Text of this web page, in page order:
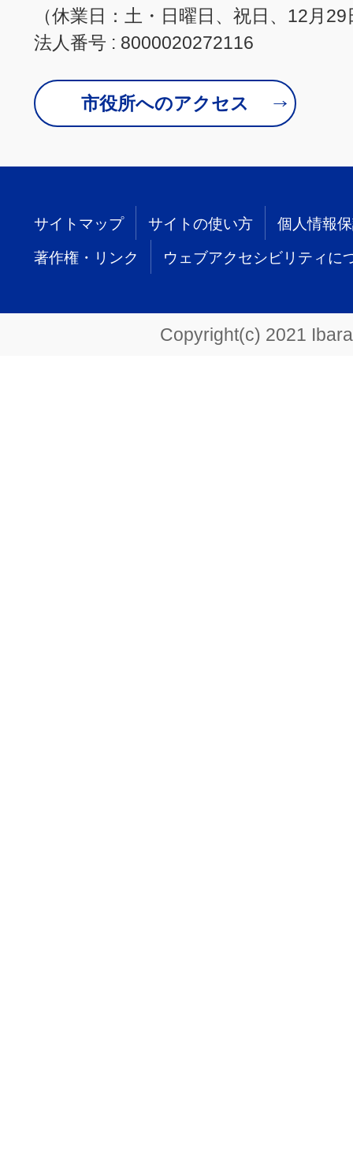
（休業日：土・日曜日、祝日、12月
法人番号 : 8000020272116
市役所へのアクセス
サイトマップ サイトの使い方 個人情報
著作権・リンク ウェブアクセシビリティに
Copyright(c) 2021